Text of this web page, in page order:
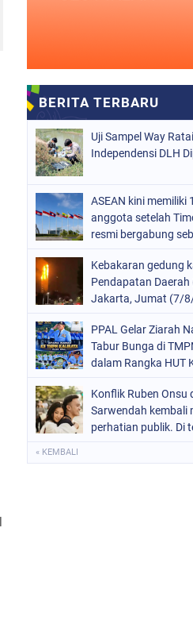
Uji Sampel Way
Independensi DLH
ASEAN kini memiliki
anggota setelah
resmi bergabung
2025.
Kebakaran gedung
Pendapatan Daerah
Jakarta, Jumat (7/
tujuh, dan 12
PPAL Gelar Ziarah
Tabur Bunga di
dalam Rangka HUT
Konflik Ruben Onsu
Sarwendah kembali
perhatian publik. Di
« KEMBALI